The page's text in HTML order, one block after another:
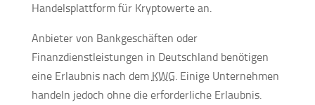
Handelsplattform für Kryptowerte an.
Anbieter von Bankgeschäften oder
Finanzdienstleistungen in Deutschland benötigen
eine Erlaubnis nach dem KWG. Einige Unternehmen
handeln jedoch ohne die erforderliche Erlaubnis.